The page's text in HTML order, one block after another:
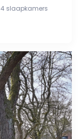
4 slaapkamers